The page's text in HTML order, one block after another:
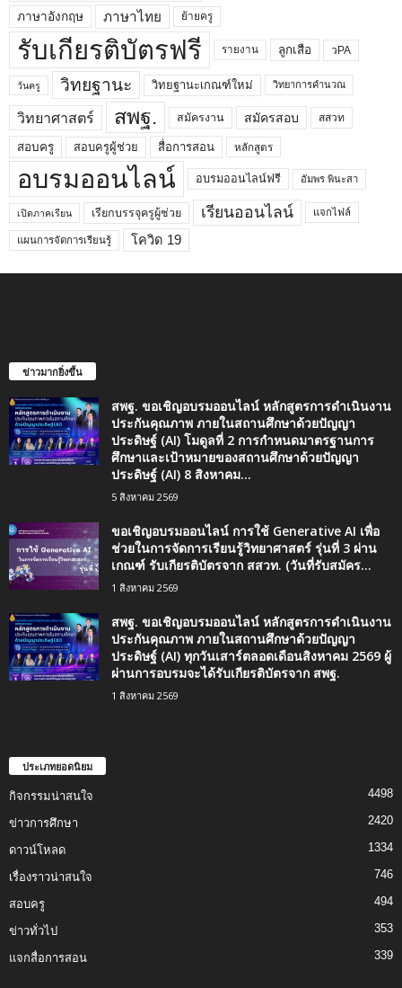
ภาษาอังกฤษ ภาษาไทย ย้ายครู
รับเกียรติบัตรฟรี รายงาน ลูกเสือ วPA
วันครู วิทยฐานะ วิทยฐานะเกณฑ์ใหม่ วิทยาการคำนวณ
วิทยาศาสตร์ สพฐ. สมัครงาน สมัครสอบ สสวท
สอบครู สอบครูผู้ช่วย สื่อการสอน หลักสูตร
อบรมออนไลน์ อบรมออนไลน์ฟรี อัมพร พินะสา
เปิดภาคเรียน เรียกบรรจุครูผู้ช่วย เรียนออนไลน์ แจกไฟล์
แผนการจัดการเรียนรู้ โควิด 19
ข่าวมากยิ่งขึ้น
สพฐ. ขอเชิญอบรมออนไลน์ หลักสูตรการดำเนินงาน
ประกันคุณภาพ ภายในสถานศึกษาด้วยปัญญา
ประดิษฐ์ (AI) โมดูลที่ 2 การกำหนดมาตรฐานการ
ศึกษาและเป้าหมายของสถานศึกษาด้วยปัญญา
ประดิษฐ์ (AI) 8 สิงหาคม...
5 สิงหาคม 2569
ขอเชิญอบรมออนไลน์ การใช้ Generative AI เพื่อ
ช่วยในการจัดการเรียนรู้วิทยาศาสตร์ รุ่นที่ 3 ผ่าน
เกณฑ์ รับเกียรติบัตรจาก สสวท. (วันที่รับสมัคร...
1 สิงหาคม 2569
สพฐ. ขอเชิญอบรมออนไลน์ หลักสูตรการดำเนินงาน
ประกันคุณภาพ ภายในสถานศึกษาด้วยปัญญา
ประดิษฐ์ (AI) ทุกวันเสาร์ตลอดเดือนสิงหาคม 2569 ผู้
ผ่านการอบรมจะได้รับเกียรติบัตรจาก สพฐ.
1 สิงหาคม 2569
ประเภทยอดนิยม
กิจกรรมน่าสนใจ 4498
ข่าวการศึกษา 2420
ดาวน์โหลด 1334
เรื่องราวน่าสนใจ 746
สอบครู 494
ข่าวทั่วไป 353
แจกสื่อการสอน 339